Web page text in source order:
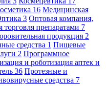
16 Медицинская
3 Оптовая компания,
торговля препаратами 7
продукция 2
средства 1 Пищевые
2 Программное
и роботизация аптек и
36 Протезные и
средства 7